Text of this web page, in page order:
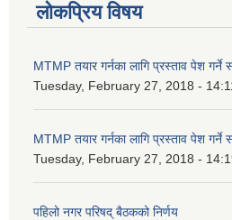
लोकप्रिय विषय
MTMP तयार गर्नका लागि प्रस्ताव पेश गर्ने
Tuesday, February 27, 2018 -
MTMP तयार गर्नका लागि प्रस्ताव पेश गर्ने
Tuesday, February 27, 2018 -
पहिलो नगर परिषद् बैठकको निर्णय